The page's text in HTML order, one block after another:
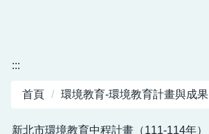
:::
首頁 環境教育-環境教育計畫與成果
新北市環境教育中程計畫（111-114年）